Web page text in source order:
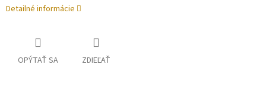
Detailné informácie
OPÝTAŤ SA ZDIEĽAŤ